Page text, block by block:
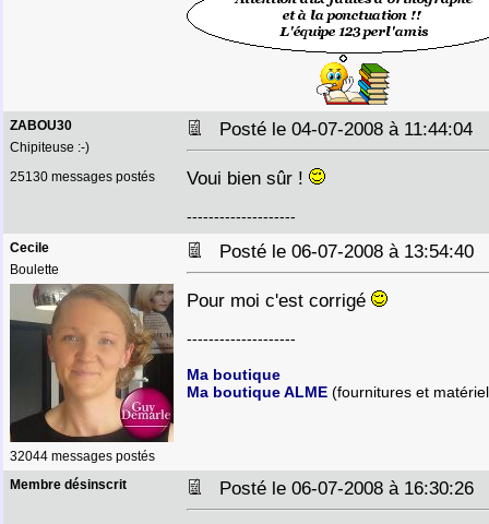
ZABOU30
Chipiteuse :-)
25130 messages postés
Posté le 04-07-2008 à 11:44:04
Voui bien sûr !
--------------------
Cecile
Boulette
32044 messages postés
Posté le 06-07-2008 à 13:54:40
Pour moi c'est corrigé
--------------------
Ma boutique
Ma boutique ALME (fournitures et
Membre désinscrit Posté le 06-07-2008 à 16:30:26